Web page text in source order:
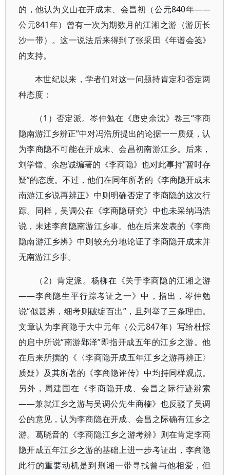
的，他认为义山在开成末、会昌初（公元840年――
公元841年）曾有一次为期数月的江湘之游（游历长
沙一带）。这一说法后来得到了张采田《年谱会笺》
的支持。
本世纪以来，学者们对这一问题持肯定和否定两
种态度：
（1）否定派。岑仲勉在《唐史余沈》卷三“李商
隐南游江乡辨正”中对冯浩所提出的论据一一质疑，认
为李商隐不可能在开成末、会昌初南游江乡。后来，
刘学锴、余恕诚编著的《李商隐》也对此事持“暂时存
疑”的态度。不过，他们在同年所著的《李商隐开成末
南游江乡说再辨正》中则明确否定了李商隐的这次行
踪。同样，吴调公在《李商隐研究》中也未采纳冯浩
说，未述李商隐南游江乡事。他在后来发表的《李商
隐南游江乡辨》中则较充分地论证了李商隐开成末并
无南游江乡事。
（2）肯定派。杨柳在《关于李商隐的江湘之游
――李商隐生平行踪考证之一》中，指出，岑仲勉
说“似甚辨，细考则破绽百出”，且列举了三条理由。
文章认为李商隐于大中元年（公元847年）写给杜悰
的启中所说“南游郢泽”即指开成五年的江乡之游。他
在后来所撰的《〈李商隐开成五年江乡之游再辨正〉
质疑》及其所著的《李商隐评传》中均持同样观点。
另外，周建国在《李商隐开成、会昌之际行迹辨索
――兼就江乡之游与吴调公先生商榷》也反驳了吴调
公的意见，认为李商隐在开成、会昌之际确有江乡之
游。葛晓音的《李商隐江乡之游考辨》则在肯定李商
隐开成五年江乡之游的基础上进一步考证出，李商隐
此行的重要动机是到荆湘一带寻找曾与他相爱，但